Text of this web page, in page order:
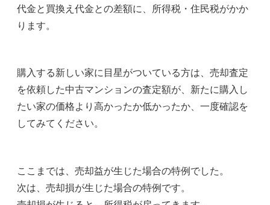
代金と買換え代金との差額に、所得税・住民税がかか
ります。
購入する新しい家に目星がついている方は、売却査定
を依頼した中古マンションの査定額が、新たに購入し
たい家の価格より高かったか低かったか、一度確認を
してみてください。
ここまでは、売却益が生じた場合の特例でした。
次は、売却損が生じた場合の特例です。